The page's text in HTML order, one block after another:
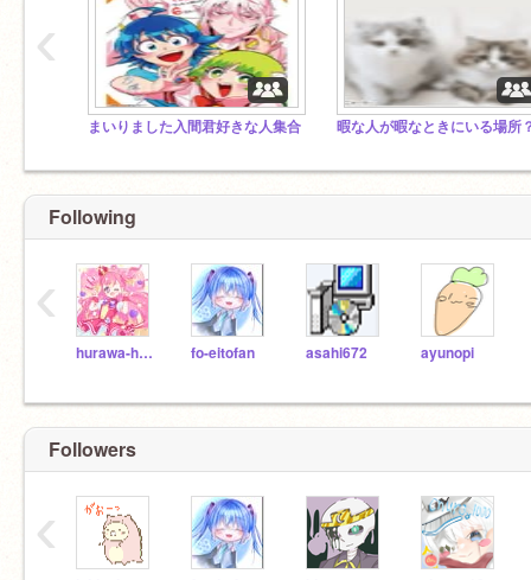
まいりました入間君好きな人集合 暇な人が暇なときにいる場所
‹
Following
hurawa-ha-tohurennzu fo-eitofan asahi672 ayunopi
‹
Followers
‹